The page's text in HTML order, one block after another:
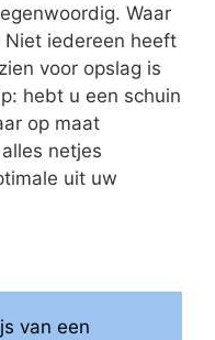
Waar
iedereen heeft
voor opslag is
hebt u een schuin
op maat
netjes
uit uw
van een